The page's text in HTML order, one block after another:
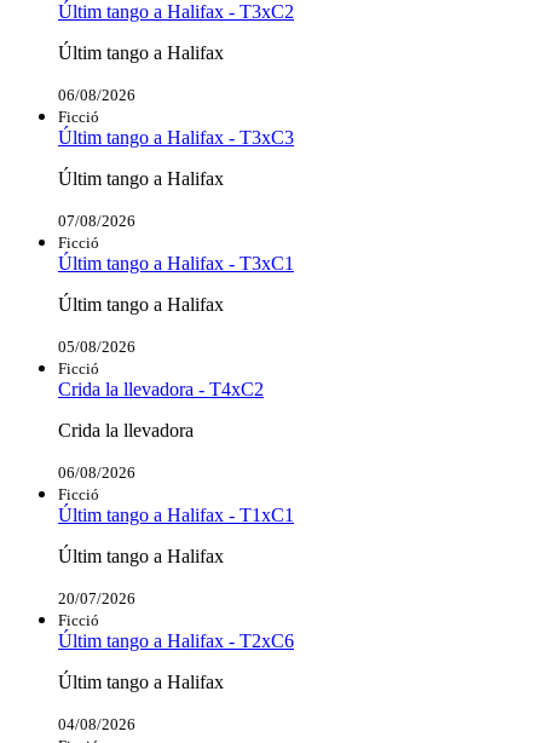
Últim tango a Halifax - T3xC2
Últim tango a Halifax
06/08/2026
Ficció
Últim tango a Halifax - T3xC3
Últim tango a Halifax
07/08/2026
Ficció
Últim tango a Halifax - T3xC1
Últim tango a Halifax
05/08/2026
Ficció
Crida la llevadora - T4xC2
Crida la llevadora
06/08/2026
Ficció
Últim tango a Halifax - T1xC1
Últim tango a Halifax
20/07/2026
Ficció
Últim tango a Halifax - T2xC6
Últim tango a Halifax
04/08/2026